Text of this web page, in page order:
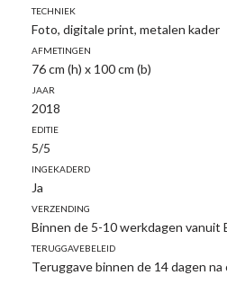
Techniek
Foto, digitale print, metalen kader
Afmetingen
76 cm (h) x 100 cm (b)
Jaar
2018
Editie
5/5
Ingekaderd
Ja
Verzending
Binnen de 5-10 werkdagen vanuit
Teruggavebeleid
Teruggave binnen de 14 dagen